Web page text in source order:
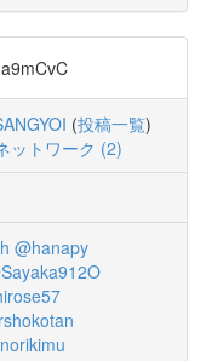
(投稿一覧)
ットワーク (2)
@hanapy